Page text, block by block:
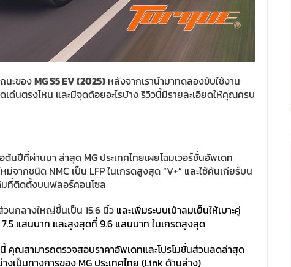
นะของMG S5 EV (2025) หลังจากเรานำมาทดลองขับใช้งาน
ด่นตรงไหน และมีจุดด้อยอะไรบ้าง รีวิวนี้มีรายละเอียดให้คุณครบ
ต้นปีที่ผ่านมา ล่าสุด MG ประเทศไทยเผยโฉมเวอร์ชั่นอัพเดท
จากชนิด NMC เป็น LFP ในเกรดสูงสุด “V+” และใช้คันเกียร์บน
ที่ติดตั้งบนฟลอร์คอนโซล
นกลางใหญ่ขึ้นเป็น 15.6 นิ้ว และเพิ่มระบบเป่าลมเย็นให้เบาะคู่
แสนบาท และสูงสุดที่ 9.6 แสนบาท ในเกรดสูงสุด
คุณสามารถตรวจสอบราคาอัพเดทและโปรโมชั่นส่วนลดล่าสุด
งเป็นทางการของ MG ประเทศไทย (Link ด้านล่าง)